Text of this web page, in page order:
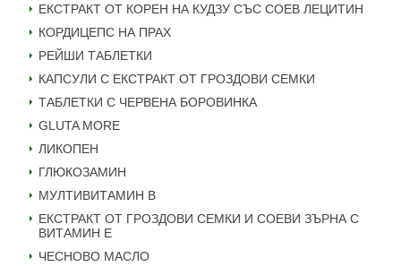
ЕКСТРАКТ ОТ КОРЕН НА КУДЗУ СЪС СОЕВ ЛЕЦИТИН
КОРДИЦЕПС НА ПРАХ
РЕЙШИ ТАБЛЕТКИ
КАПСУЛИ С ЕКСТРАКТ ОТ ГРОЗДОВИ СЕМКИ
ТАБЛЕТКИ С ЧЕРВЕНА БОРОВИНКА
GLUTA MORE
ЛИКОПЕН
ГЛЮКОЗАМИН
МУЛТИВИТАМИН B
ЕКСТРАКТ ОТ ГРОЗДОВИ СЕМКИ И СОЕВИ ЗЪРНА С
ВИТАМИН Е
ЧЕСНОВО МАСЛО